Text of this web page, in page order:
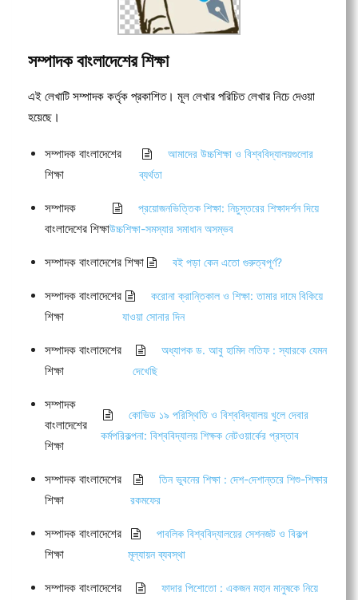
সম্পাদক বাংলাদেশের শিক্ষা
এই লেখাটি সম্পাদক কর্তৃক প্রকাশিত। মূল লেখার পরিচিত লেখার নিচে দেওয়া
হয়েছে।
সম্পাদক বাংলাদেশের
শিক্ষা
আমাদের উচ্চশিক্ষা ও বিশ্ববিদ্যালয়গুলোর
ব্যর্থতা
সম্পাদক
বাংলাদেশের শিক্ষা
প্রয়োজনভিত্তিক শিক্ষা: নিচুস্তরের শিক্ষাদর্শন দিয়ে
উচ্চশিক্ষা-সমস্যার সমাধান অসম্ভব
সম্পাদক বাংলাদেশের শিক্ষা বই পড়া কেন এতো গুরুত্বপূর্ণ?
সম্পাদক বাংলাদেশের
শিক্ষা
করোনা ক্রান্তিকাল ও শিক্ষা: তামার দামে বিকিয়ে
যাওয়া সোনার দিন
সম্পাদক বাংলাদেশের
শিক্ষা
অধ্যাপক ড. আবু হামিদ লতিফ : স্যারকে যেমন
দেখেছি
সম্পাদক
বাংলাদেশের
শিক্ষা
কোভিড ১৯ পরিস্থিতি ও বিশ্ববিদ্যালয় খুলে দেবার
কর্মপরিকল্পনা: বিশ্ববিদ্যালয় শিক্ষক নেটওয়ার্কের প্রস্তাব
সম্পাদক বাংলাদেশের
শিক্ষা
তিন ভুবনের শিক্ষা : দেশ-দেশান্তরে শিশু-শিক্ষার
রকমফের
সম্পাদক বাংলাদেশের
শিক্ষা
পাবলিক বিশ্ববিদ্যালয়ের সেশনজট ও বিকল্প
মূল্যায়ন ব্যবস্থা
সম্পাদক বাংলাদেশের
ফাদার পিশোতো : একজন মহান মানুষকে নিয়ে